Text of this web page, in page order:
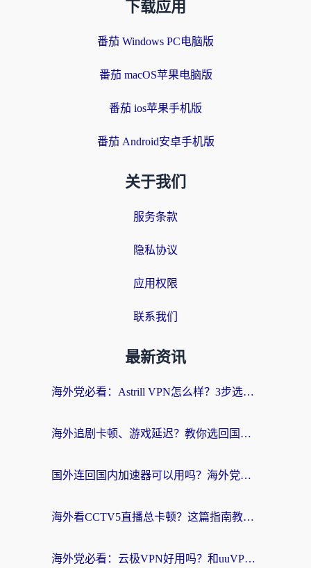
下载应用
番茄 Windows PC电脑版
番茄 macOS苹果电脑版
番茄 ios苹果手机版
番茄 Android安卓手机版
关于我们
服务条款
隐私协议
应用权限
联系我们
最新资讯
海外党必看：Astrill VPN怎么样？3步选对回国加速器实现无缝刷剧玩游戏
海外追剧卡顿、游戏延迟？教你选回国加速器，附免费加速器试用一小时福利
国外连回国内加速器可以用吗？海外党亲测实用指南，解决追剧游戏卡顿难题
海外看CCTV5直播总卡顿？这篇指南教你选对回国加速器，无缝刷国内资源
海外党必看：云极VPN好用吗？和uuVPN对比哪个回国效果更好？附真实体验+避坑指南